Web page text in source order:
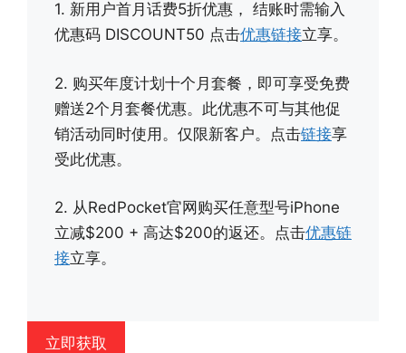
1. 新用户首月话费5折优惠， 结账时需输入
优惠码 DISCOUNT50 点击优惠链接立享。
2. 购买年度计划十个月套餐，即可享受免费
赠送2个月套餐优惠。此优惠不可与其他促
销活动同时使用。仅限新客户。点击链接享
受此优惠。
2. 从RedPocket官网购买任意型号iPhone
立减$200 + 高达$200的返还。点击优惠链
接立享。
立即获取